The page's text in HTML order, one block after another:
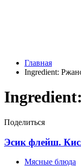
Главная
Ingredient:
Ingredient:
Поделиться
Эсик флейш.
Мясные блюда